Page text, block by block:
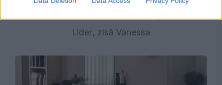
Lider, zisă Vanessa